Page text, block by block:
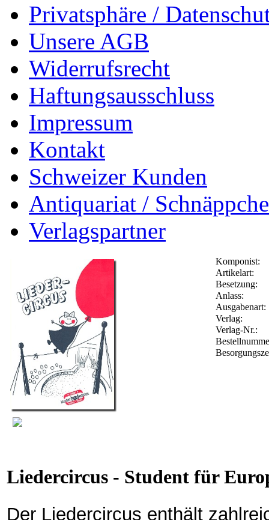
Privatsphäre /
Unsere AGB
Widerrufsrecht
Haftungsausschluss
Impressum
Kontakt
Schweizer Kunden
Antiquariat /
Verlagspartner
Komponist:
Artikelart:
Besetzung:
Anlass:
Ausgabenart:
Verlag:
Verlag-Nr.:
Liedercircus - Student für
Der Liedercircus enthält